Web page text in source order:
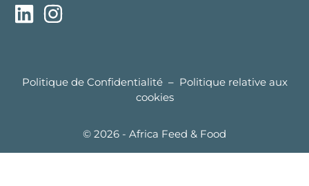
Politique de Confidentialité– Politique relative aux
cookies
© 2026 - Africa Feed & Food